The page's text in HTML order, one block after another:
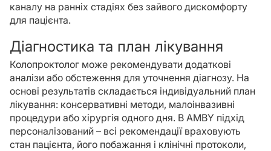
каналу на ранніх стадіях без зайвого дискомфорту
для пацієнта.
Діагностика та план лікування
Колопроктолог може рекомендувати додаткові
аналізи або обстеження для уточнення діагнозу. На
основі результатів складається індивідуальний план
лікування: консервативні методи, малоінвазивні
процедури або хірургія одного дня. В AMBY підхід
персоналізований – всі рекомендації враховують
стан пацієнта, його побажання і клінічні протоколи,